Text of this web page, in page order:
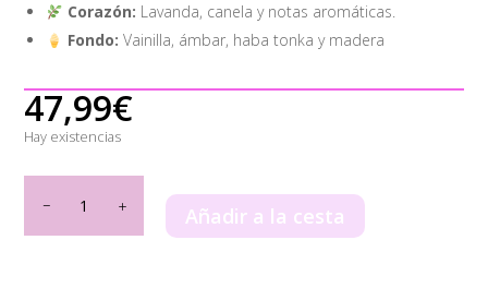
Corazón: Lavanda, canela y notas aromáticas.
Fondo: Vainilla, ámbar, haba tonka y madera
47,99€
Hay existencias
Night
Out
Añadir a la cesta